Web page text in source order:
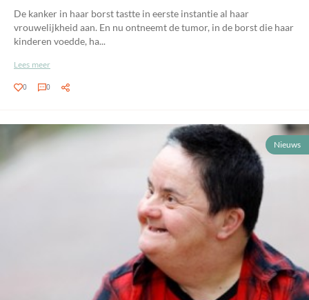
De kanker in haar borst tastte in eerste instantie al haar
vrouwelijkheid aan. En nu ontneemt de tumor, in de borst die haar
kinderen voedde, ha...
Lees meer
0 0
Nieuws